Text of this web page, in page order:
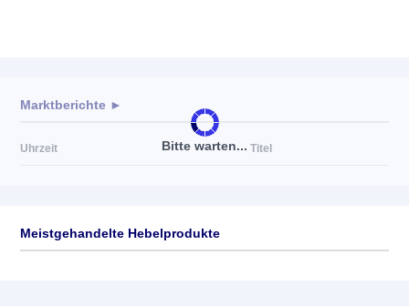
Bitte warten...
Marktberichte ►
Uhrzeit Titel
Meistgehandelte Hebelprodukte